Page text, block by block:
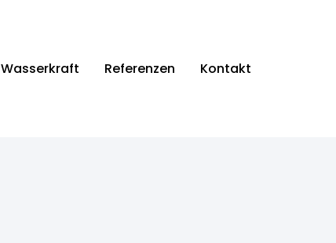
Wasserkraft Referenzen Kontakt